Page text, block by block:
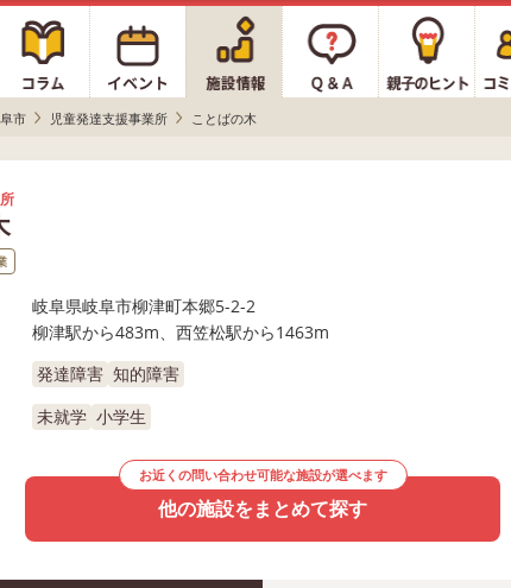
市 児童発達支援事業所 ことばの木
岐阜県岐阜市柳津町本郷5-2-2
柳津駅から483m、西笠松駅から1463m
発達障害 知的障害
未就学 小学生
お近くの問い合わせ可能な施設が選べます
他の施設をまとめて探す